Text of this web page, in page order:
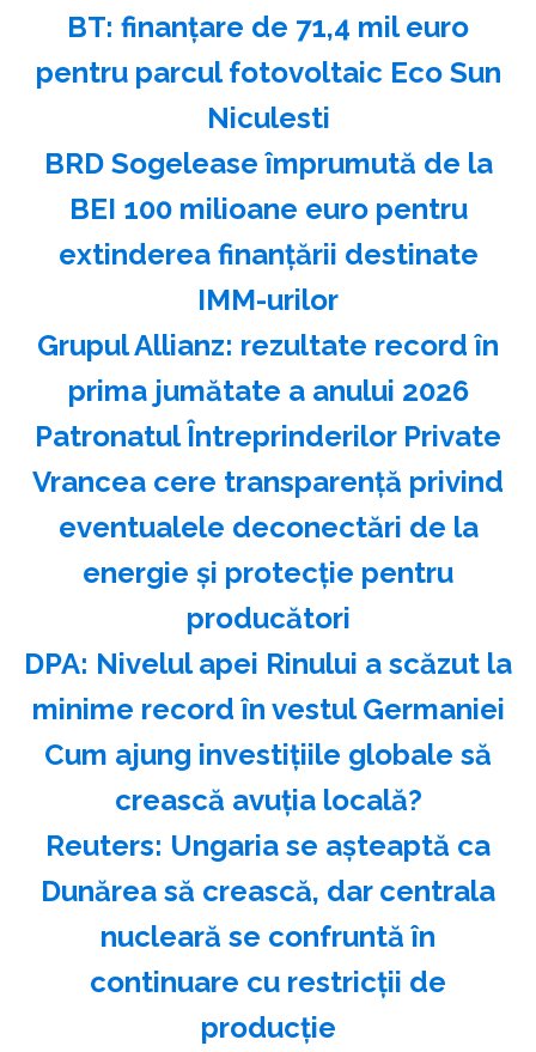
BT: finanţare de 71,4 mil euro
pentru parcul fotovoltaic Eco Sun
Niculesti
BRD Sogelease împrumută de la
BEI 100 milioane euro pentru
extinderea finanţării destinate
IMM-urilor
Grupul Allianz: rezultate record în
prima jumătate a anului 2026
Patronatul Întreprinderilor Private
Vrancea cere transparenţă privind
eventualele deconectări de la
energie şi protecţie pentru
producători
DPA: Nivelul apei Rinului a scăzut la
minime record în vestul Germaniei
Cum ajung investițiile globale să
crească avuția locală?
Reuters: Ungaria se aşteaptă ca
Dunărea să crească, dar centrala
nucleară se confruntă în
continuare cu restricţii de
producţie